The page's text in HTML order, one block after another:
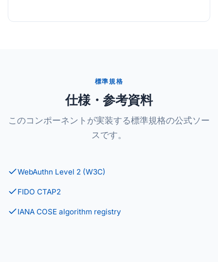
標準規格
仕様・参考資料
このコンポーネントが実装する標準規格の公式ソー
スです。
WebAuthn Level 2 (W3C)
FIDO CTAP2
IANA COSE algorithm registry